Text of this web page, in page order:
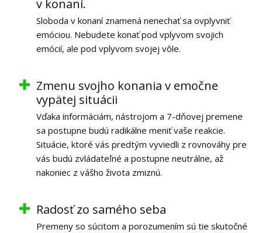
v konaní.
Sloboda v konaní znamená nenechať sa ovplyvniť
emóciou. Nebudete konať pod vplyvom svojich
emócií, ale pod vplyvom svojej vôle.
Zmenu svojho konania v emočne
vypätej situácii
Vďaka informáciám, nástrojom a 7-dňovej premene
sa postupne budú radikálne meniť vaše reakcie.
Situácie, ktoré vás predtým vyviedli z rovnováhy pre
vás budú zvládateľné a postupne neutrálne, až
nakoniec z vášho života zmiznú.
Radosť zo samého seba
Premeny so súcitom a porozumením sú tie skutočné